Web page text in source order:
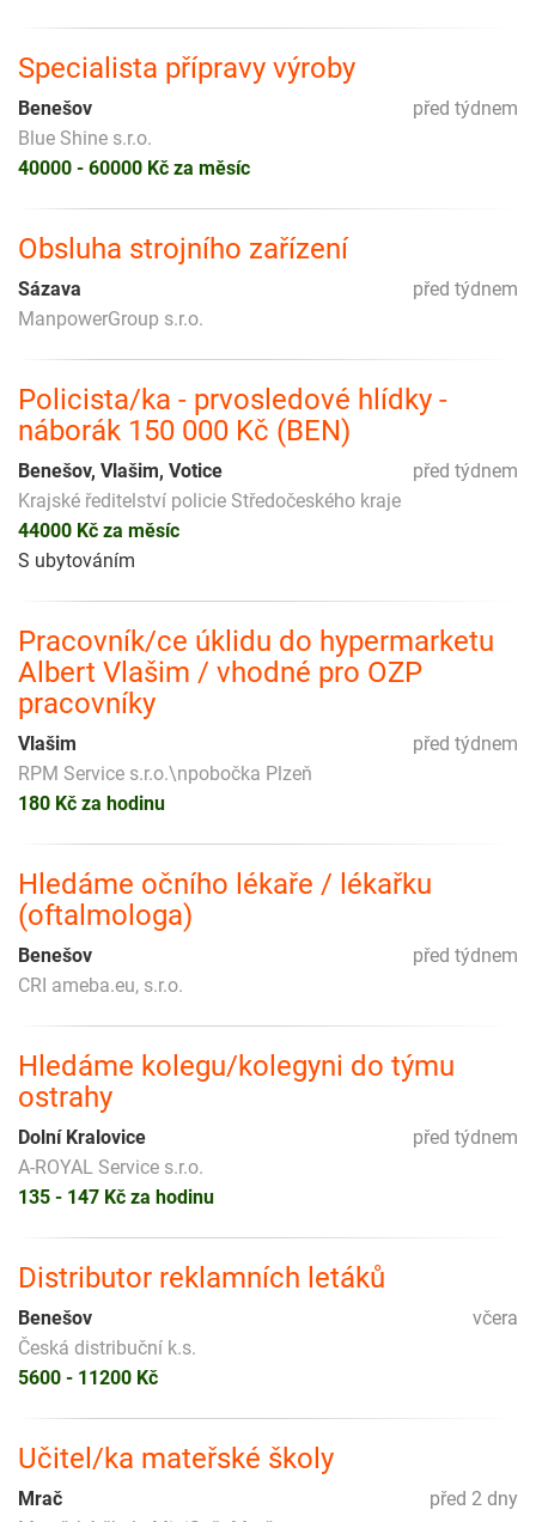
Specialista přípravy výroby
před týdnem
Benešov
Blue Shine s.r.o.
40000 - 60000 Kč za měsíc
Obsluha strojního zařízení
před týdnem
Sázava
ManpowerGroup s.r.o.
Policista/ka - prvosledové hlídky -
náborák 150 000 Kč (BEN)
před týdnem
Benešov, Vlašim, Votice
Krajské ředitelství policie Středočeského kraje
44000 Kč za měsíc
S ubytováním
Pracovník/ce úklidu do hypermarketu
Albert Vlašim / vhodné pro OZP
pracovníky
před týdnem
Vlašim
RPM Service s.r.o.\npobočka Plzeň
180 Kč za hodinu
Hledáme očního lékaře / lékařku
(oftalmologa)
před týdnem
Benešov
CRI ameba.eu, s.r.o.
Hledáme kolegu/kolegyni do týmu
ostrahy
před týdnem
Dolní Kralovice
A-ROYAL Service s.r.o.
135 - 147 Kč za hodinu
Distributor reklamních letáků
včera
Benešov
Česká distribuční k.s.
5600 - 11200 Kč
Učitel/ka mateřské školy
před 2 dny
Mrač